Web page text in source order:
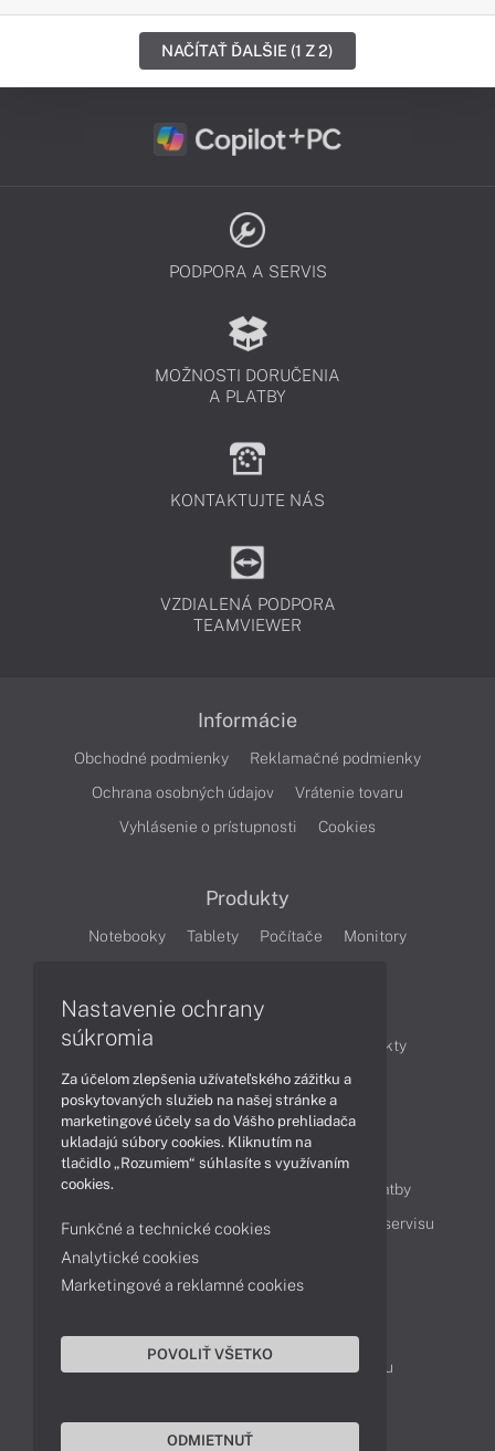
NAČÍTAŤ ĎALŠIE (1 Z 2)
PODPORA A SERVIS
MOŽNOSTI DORUČENIA
A PLATBY
KONTAKTUJTE NÁS
VZDIALENÁ PODPORA
TEAMVIEWER
Informácie
Obchodné podmienky
Reklamačné podmienky
Ochrana osobných údajov
Vrátenie tovaru
Vyhlásenie o prístupnosti
Cookies
Produkty
Notebooky Tablety Počítače Monitory
Články
Obchodné informácie
Produkty
Technológie
Videá
Obsah
Ako nakupovať
Možnosti doručenia a platby
Podpora a servis
Servisné služby Cenník servisu
Kontakty
043 4224 771
Obchodné oddelenie
Reklamácia tovaru
Nastavenie ochrany
súkromia
Za účelom zlepšenia užívateľského zážitku a
poskytovaných služieb na našej stránke a
marketingové účely sa do Vášho prehliadača
ukladajú súbory cookies. Kliknutím na
tlačidlo „Rozumiem“ súhlasíte s využívaním
cookies.
Funkčné a technické cookies
Analytické cookies
Marketingové a reklamné cookies
POVOLIŤ VŠETKO
ODMIETNUŤ